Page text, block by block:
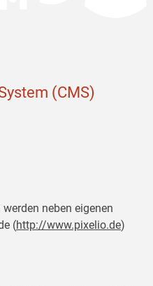
(CMS)
neben eigenen
(http://www.pixelio.de)